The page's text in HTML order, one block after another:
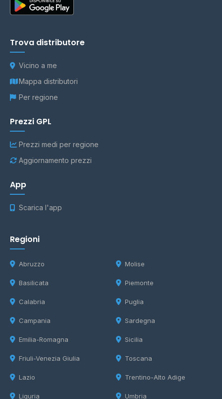
Trova distributore
Vicino a me
Mappa distributori
Per regione
Prezzi GPL
Prezzi medi per regione
Aggiornamento prezzi
App
Scarica l'app
Regioni
Abruzzo
Basilicata
Calabria
Campania
Emilia-Romagna
Friuli-Venezia Giulia
Lazio
Liguria
Molise
Piemonte
Puglia
Sardegna
Sicilia
Toscana
Trentino-Alto Adige
Umbria